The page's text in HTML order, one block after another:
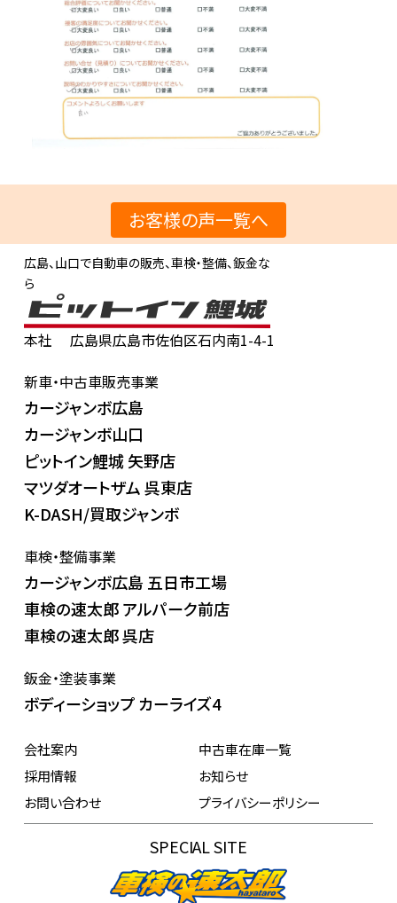
お客様の声一覧へ
広島、山口で自動車の販売、車検・整備、鈑金な
ら
本社
広島県広島市佐伯区石内南1-4-1
新車・中古車販売事業
カージャンボ広島
カージャンボ山口
ピットイン鯉城 矢野店
マツダオートザム 呉東店
K-DASH/買取ジャンボ
車検・整備事業
カージャンボ広島 五日市工場
車検の速太郎 アルパーク前店
車検の速太郎 呉店
鈑金・塗装事業
ボディーショップ カーライズ4
会社案内
中古車在庫一覧
採用情報
お知らせ
お問い合わせ
プライバシーポリシー
SPECIAL SITE